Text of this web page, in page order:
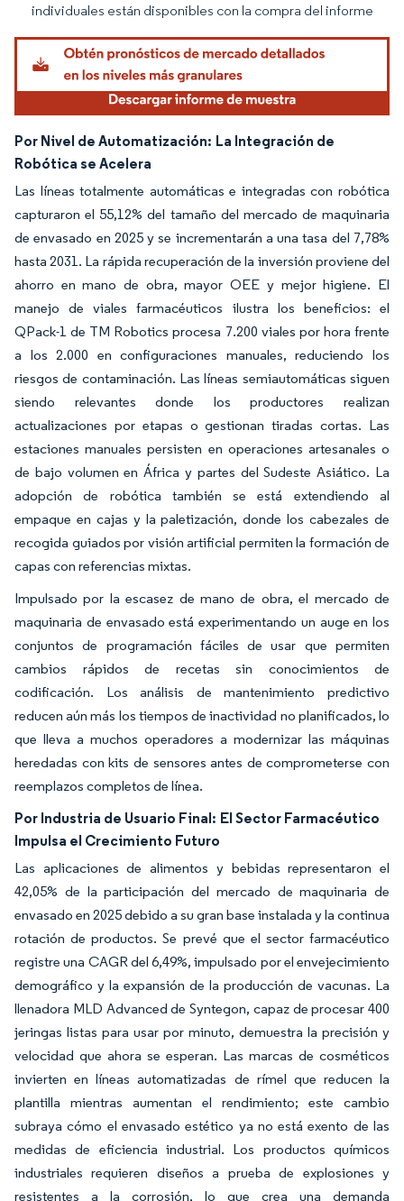
individuales están disponibles con la compra del informe
Por Nivel de Automatización: La Integración de
Robótica se Acelera
Las líneas totalmente automáticas e integradas con robótica
capturaron el 55,12% del tamaño del mercado de maquinaria
de envasado en 2025 y se incrementarán a una tasa del 7,78%
hasta 2031. La rápida recuperación de la inversión proviene del
ahorro en mano de obra, mayor OEE y mejor higiene. El
manejo de viales farmacéuticos ilustra los beneficios: el
QPack-1 de TM Robotics procesa 7.200 viales por hora frente
a los 2.000 en configuraciones manuales, reduciendo los
riesgos de contaminación. Las líneas semiautomáticas siguen
siendo relevantes donde los productores realizan
actualizaciones por etapas o gestionan tiradas cortas. Las
estaciones manuales persisten en operaciones artesanales o
de bajo volumen en África y partes del Sudeste Asiático. La
adopción de robótica también se está extendiendo al
empaque en cajas y la paletización, donde los cabezales de
recogida guiados por visión artificial permiten la formación de
capas con referencias mixtas.
Impulsado por la escasez de mano de obra, el mercado de
maquinaria de envasado está experimentando un auge en los
conjuntos de programación fáciles de usar que permiten
cambios rápidos de recetas sin conocimientos de
codificación. Los análisis de mantenimiento predictivo
reducen aún más los tiempos de inactividad no planificados, lo
que lleva a muchos operadores a modernizar las máquinas
heredadas con kits de sensores antes de comprometerse con
reemplazos completos de línea.
Por Industria de Usuario Final: El Sector Farmacéutico
Impulsa el Crecimiento Futuro
Las aplicaciones de alimentos y bebidas representaron el
42,05% de la participación del mercado de maquinaria de
envasado en 2025 debido a su gran base instalada y la continua
rotación de productos. Se prevé que el sector farmacéutico
registre una CAGR del 6,49%, impulsado por el envejecimiento
demográfico y la expansión de la producción de vacunas. La
llenadora MLD Advanced de Syntegon, capaz de procesar 400
jeringas listas para usar por minuto, demuestra la precisión y
velocidad que ahora se esperan. Las marcas de cosméticos
invierten en líneas automatizadas de rímel que reducen la
plantilla mientras aumentan el rendimiento; este cambio
subraya cómo el envasado estético ya no está exento de las
medidas de eficiencia industrial. Los productos químicos
industriales requieren diseños a prueba de explosiones y
resistentes a la corrosión, lo que crea una demanda